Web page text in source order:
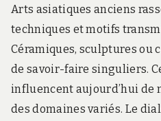
Arts asiatiques anciens
techniques et motifs
Céramiques, sculptures
de savoir-faire singuliers.
influencent aujourd’hui de
des domaines variés. Le